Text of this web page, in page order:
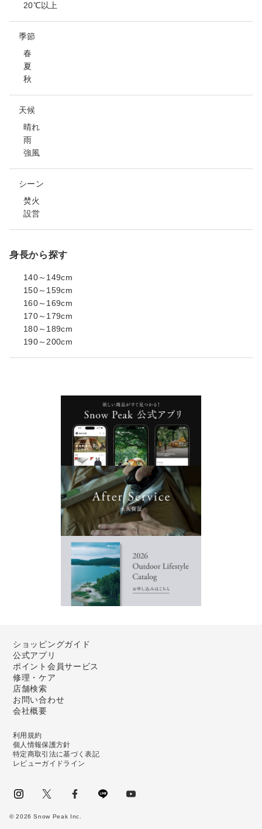
20℃以上
季節
春
夏
秋
天候
晴れ
雨
強風
シーン
焚火
設営
身長から探す
140～149cm
150～159cm
160～169cm
170～179cm
180～189cm
190～200cm
ショッピングガイド
公式アプリ
ポイント会員サービス
修理・ケア
店舗検索
お問い合わせ
会社概要
利用規約
個人情報保護方針
特定商取引法に基づく表記
レビューガイドライン
©2026 Snow Peak Inc.